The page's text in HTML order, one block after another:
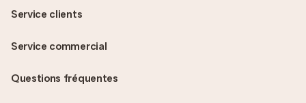
Questions fréquentes
Service clients
Service commercial